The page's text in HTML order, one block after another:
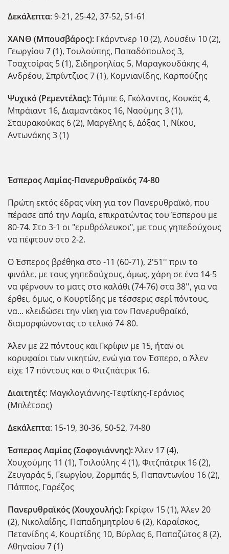
Δεκάλεπτα: 9-21, 25-42, 37-52, 51-61
ΧΑΝΘ (Μπουσβάρος): Γκάρντνερ 10 (2), Λουσέιν 10 (2),
Γεωργίου 7 (1), Τουλούπης, Παπαδόπουλος 3,
Τσαχτσίρας 5 (1), Σιδηροηλίας 5, Μαραγκουδάκης 4,
Ανδρέου, Σπρίντζιος 7 (1), Κομνιανίδης, Καρπούζης
Ψυχικό (Ρεμεντέλας):Τάμπε 6, Γκόλαντας, Κουκάς 4,
Μπράιαντ 16, Διαμαντάκος 16, Ναούμης 3 (1),
Σταυρακούκας 6 (2), Μαργέλης 6, Δόξας 1, Νίκου,
Αντωνάκης 3 (1)
Έσπερος Λαμίας-Πανερυθραϊκός 74-80
Πρώτη εκτός έδρας νίκη για τον Πανερυθραϊκό, που
πέρασε από την Λαμία, επικρατώντας του Έσπερου με
80-74. Στο 3-1 οι "ερυθρόλευκοι", με τους γηπεδούχους
να πέφτουν στο 2-2.
Ο Έσπερος βρέθηκα στο -11 (60-71), 2'51'' πριν το
φινάλε, με τους γηπεδούχους, όμως, χάρη σε ένα 14-5
να φέρνουν το ματς στο καλάθι (74-76) στα 38'', για να
έρθει, όμως, ο Κουρτίδης με τέσσερις σερί πόντους,
να... κλειδώσει την νίκη για τον Πανερυθραϊκό,
διαμορφώνοντας το τελικό 74-80.
Άλεν με 22 πόντους και Γκρίφιν με 15, ήταν οι
κορυφαίοι των νικητών, ενώ για τον Έσπερο, ο Άλεν
είχε 17 πόντους και ο Φιτζπάτρικ 16.
Διαιτητές: Μαγκλογιάννης-Τεφτίκης-Γεράνιος
(Μπλέτσας)
Δεκάλεπτα: 15-19, 30-36, 50-52, 74-80
Έσπερος Λαμίας (Σοφογιάννης):Άλεν 17 (4),
Χουχούμης 11 (1), Τσιλούλης 4 (1), Φιτζπάτρικ 16 (2),
Ζευγαράς 5, Γεωργίου, Ζορμπάς 5, Παπαντωνίου 16 (2),
Πάππος, Γαρέζος
Πανερυθραϊκός (Χουχουλής): Γκρίφιν 15 (1), Άλεν 20
(2), Νικολαΐδης, Παπαδημητρίου 6 (2), Καραΐσκος,
Πετανίδης 4, Κουρτίδης 10, Βύρλας 6, Παπαζώτος 8 (2),
Αθηναίου 7 (1)